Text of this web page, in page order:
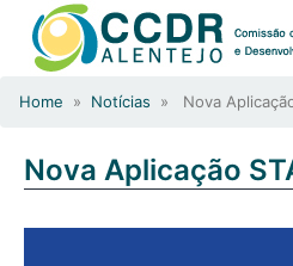
Home » Notícias » Nova Aplicação
Nova Aplicação